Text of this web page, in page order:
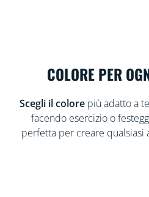
COLORE PER
Scegli il colorepiù adatto a
facendo esercizio o
perfetta per creare qualsiasi